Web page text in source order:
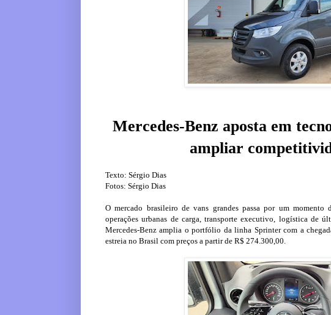
Mercedes-Benz aposta em
ampliar
Texto: Sérgio Dias
Fotos: Sérgio Dias
O mercado brasileiro de vans grandes passa por um momento
operações urbanas de carga, transporte executivo, logística de
Mercedes-Benz amplia o portfólio da linha Sprinter com a
estreia no Brasil com preços a partir de R$ 274.300,00.